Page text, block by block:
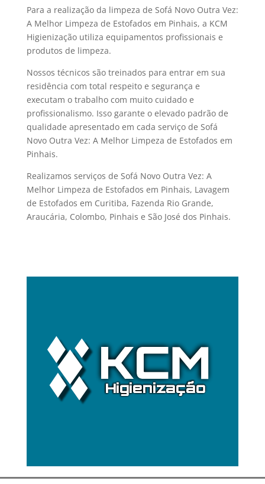
Para a realização da limpeza de Sofá Novo Outra Vez:
A Melhor Limpeza de Estofados em Pinhais, a KCM
Higienização utiliza equipamentos profissionais e
produtos de limpeza.
Nossos técnicos são treinados para entrar em sua
residência com total respeito e segurança e
executam o trabalho com muito cuidado e
profissionalismo. Isso garante o elevado padrão de
qualidade apresentado em cada serviço de Sofá
Novo Outra Vez: A Melhor Limpeza de Estofados em
Pinhais.
Realizamos serviços de Sofá Novo Outra Vez: A
Melhor Limpeza de Estofados em Pinhais, Lavagem
de Estofados em Curitiba, Fazenda Rio Grande,
Araucária, Colombo, Pinhais e São José dos Pinhais.